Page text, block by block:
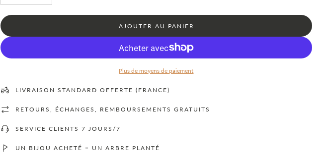
C
R
G
E
M
N
.
.
AJOUTER AU PANIER
Plus de moyens de paiement
LIVRAISON STANDARD OFFERTE (FRANCE)
RETOURS, ÉCHANGES, REMBOURSEMENTS GRATUITS
SERVICE CLIENTS 7 JOURS/7
UN BIJOU ACHETÉ = UN ARBRE PLANTÉ